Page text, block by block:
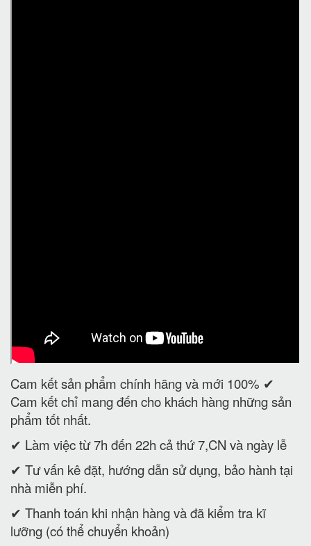
Cam kết sản phẩm chính hãng và mới 100% ✔
Cam kết chỉ mang đến cho khách hàng những sản
phẩm tốt nhất.
✔ Làm việc từ 7h đến 22h cả thứ 7,CN và ngày lễ
✔ Tư vấn kê đặt, hướng dẫn sử dụng, bảo hành tại
nhà miễn phí.
✔ Thanh toán khi nhận hàng và đã kiểm tra kĩ
lưỡng (có thể chuyển khoản)